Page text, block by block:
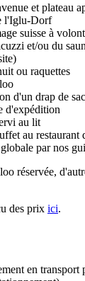
et plateau
l'Iglu-Dorf
suisse à
et/ou du
ou raquettes
d'un drap de
d'expédition
au lit
au restaurant
par nos
réservée,
des prix ici.
en